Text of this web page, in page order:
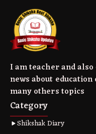
I am teacher and
news about
many others topics
Category
Shikshak Diary